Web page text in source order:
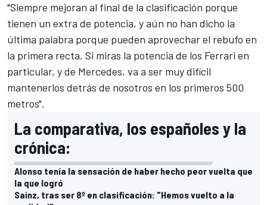
"Siempre mejoran al final de la clasificación porque
tienen un extra de potencia, y aún no han dicho la
última palabra porque pueden aprovechar el rebufo en
la primera recta. Si miras la potencia de los Ferrari en
particular, y de Mercedes, va a ser muy difícil
mantenerlos detrás de nosotros en los primeros 500
metros".
La comparativa, los españoles y la
crónica:
Alonso tenía la sensación de haber hecho peor vuelta que
la que logró
Sainz, tras ser 8º en clasificación: "Hemos vuelto a la